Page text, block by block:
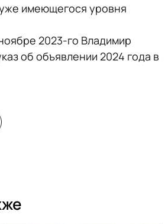
имеющегося уровня
2023-го Владимир
об объявлении 2024 года в